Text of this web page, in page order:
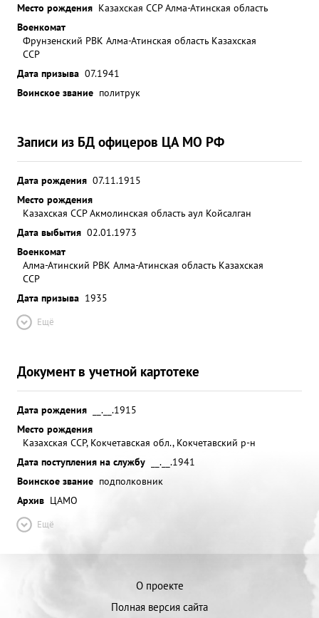
Место рождения Казахская ССР Алма-Атинская область
Военкомат
Фрунзенский РВК Алма-Атинская область Казахская
ССР
Дата призыва 07.1941
Воинское звание политрук
Записи из БД офицеров ЦА МО РФ
Дата рождения 07.11.1915
Место рождения
Казахская ССР Акмолинская область аул Койсалган
Дата выбытия 02.01.1973
Военкомат
Алма-Атинский РВК Алма-Атинская область Казахская
ССР
Дата призыва 1935
Ещё
Документ в учетной картотеке
Дата рождения
__.__.1915
Место рождения
Казахская ССР, Кокчетавская обл., Кокчетавский р-н
Дата поступления на службу
__.__.1941
Воинское звание подполковник
Архив ЦАМО
Ещё
О проекте
Полная версия сайта